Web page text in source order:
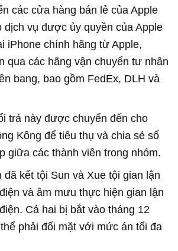
các cửa hàng bán lẻ của Apple
dịch vụ được ủy quyền của Apple
iPhone chính hãng từ Apple,
qua các hãng vận chuyển tư nhân
bang, bao gồm FedEx, DLH và
trả này được chuyển đến cho
Kông để tiêu thụ và chia sẻ số
giữa các thành viên trong nhóm.
đã kết tội Sun và Xue tội gian lận
và âm mưu thực hiện gian lận
Cả hai bị bắt vào tháng 12
phải đối mặt với mức án tối đa